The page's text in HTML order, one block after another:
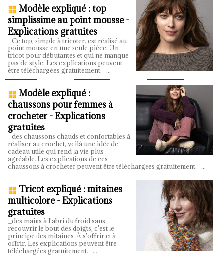
Modèle expliqué : top
simplissime au point mousse -
Explications gratuites
_Ce top, simple à tricoter, est réalisé au
point mousse en une seule pièce. Un
tricot pour débutantes et qui ne manque
pas de style. Les explications peuvent
être téléchargées gratuitement. ...
Modèle expliqué :
chaussons pour femmes à
crocheter - Explications
gratuites
_des chaussons chauds et confortables à
réaliser au crochet, voilà une idée de
cadeau utile qui rend la vie plus
agréable. Les explications de ces
chaussons à crocheter peuvent être téléchargées gratuitement. ...
Tricot expliqué : mitaines
multicolore - Explications
gratuites
_des mains à l'abri du froid sans
recouvrir le bout des doigts, c'est le
principe des mitaines. À s'offrir et à
offrir. Les explications peuvent être
téléchargées gratuitement. ...